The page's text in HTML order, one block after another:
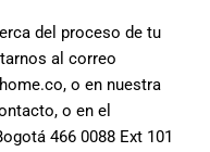
del proceso de tu
al correo
o en nuestra
o en el
466 0088 Ext 101